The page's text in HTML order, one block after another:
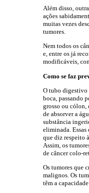
Além disso,
ações
muitas vezes
tumores.
Nem todos os
e, entre os já
modificáveis,
Como se faz
O tubo digestivo
boca, passando
grosso ou cólon,
de absorver a
substância
eliminada.
que diz respeito
Assim, os
de câncer colo-
Os tumores que
malignos. Os
têm a